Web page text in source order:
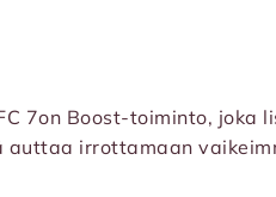
7on Boost-toiminto, joka
auttaa irrottamaan